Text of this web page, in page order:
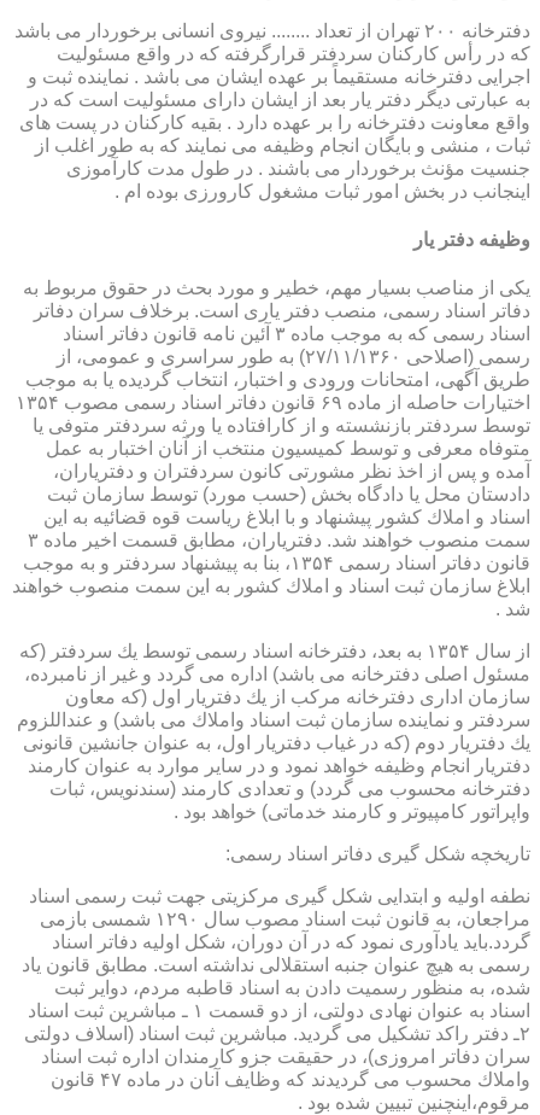
دفترخانه ۲۰۰ تهران از تعداد ........ نیروی انسانی برخوردار می باشد
که در رأس کارکنان سردفتر قرارگرفته که در واقع مسئولیت
اجرایی دفترخانه مستقیماً بر عهده ایشان می باشد . نماینده ثبت و
به عبارتی دیگر دفتر یار بعد از ایشان دارای مسئولیت است که در
واقع معاونت دفترخانه را بر عهده دارد . بقیه کارکنان در پست های
ثبات ، منشی و بایگان انجام وظیفه می نمایند که به طور اغلب از
جنسیت مؤنث برخوردار می باشند . در طول مدت کارآموزی
اینجانب در بخش امور ثبات مشغول کارورزی بوده ام .
وظیفه دفتر یار
یكی از مناصب بسیار مهم، خطیر و مورد بحث در حقوق مربوط به
دفاتر اسناد رسمی، منصب دفتر یاری است. برخلاف سران دفاتر
اسناد رسمی كه به موجب ماده ۳ آئین نامه قانون دفاتر اسناد
رسمی (اصلاحی ۲۷/۱۱/۱۳۶۰) به طور سراسری و عمومی، از
طریق آگهی، امتحانات ورودی و اختبار، انتخاب گردیده یا به موجب
اختیارات حاصله از ماده ۶۹ قانون دفاتر اسناد رسمی مصوب ۱۳۵۴
توسط سردفتر بازنشسته و از كارافتاده یا ورثه سردفتر متوفی یا
متوفاه معرفی و توسط كمیسیون منتخب از آنان اختبار به عمل
آمده و پس از اخذ نظر مشورتی كانون سردفتران و دفتریاران،
دادستان محل یا دادگاه بخش (حسب مورد) توسط سازمان ثبت
اسناد و املاك كشور پیشنهاد و با ابلاغ ریاست قوه قضائیه به این
سمت منصوب خواهند شد. دفتریاران، مطابق قسمت اخیر ماده ۳
قانون دفاتر اسناد رسمی ۱۳۵۴، بنا به پیشنهاد سردفتر و به موجب
ابلاغ سازمان ثبت اسناد و املاك كشور به این سمت منصوب خواهند
شد .
از سال ۱۳۵۴ به بعد، دفترخانه اسناد رسمی توسط یك سردفتر (كه
مسئول اصلی دفترخانه می باشد) اداره می گردد و غیر از نامبرده،
سازمان اداری دفترخانه مركب از یك دفتریار اول (كه معاون
سردفتر و نماینده سازمان ثبت اسناد واملاك می باشد) و عنداللزوم
یك دفتریار دوم (كه در غیاب دفتریار اول، به عنوان جانشین قانونی
دفتریار انجام وظیفه خواهد نمود و در سایر موارد به عنوان كارمند
دفترخانه محسوب می گردد) و تعدادی كارمند (سندنویس، ثبات
واپراتور كامپیوتر و كارمند خدماتی) خواهد بود .
تاریخچه شكل گیری دفاتر اسناد رسمی:
نطفه اولیه و ابتدایی شكل گیری مركزیتی جهت ثبت رسمی اسناد
مراجعان، به قانون ثبت اسناد مصوب سال ۱۲۹۰ شمسی بازمی
گردد.باید یادآوری نمود كه در آن دوران، شكل اولیه دفاتر اسناد
رسمی به هیچ عنوان جنبه استقلالی نداشته است. مطابق قانون یاد
شده، به منظور رسمیت دادن به اسناد قاطبه مردم، دوایر ثبت
اسناد به عنوان نهادی دولتی، از دو قسمت ۱ ـ مباشرین ثبت اسناد
۲ـ دفتر راكد تشكیل می گردید. مباشرین ثبت اسناد (اسلاف دولتی
سران دفاتر امروزی)، در حقیقت جزو كارمندان اداره ثبت اسناد
واملاك محسوب می گردیدند كه وظایف آنان در ماده ۴۷ قانون
مرقوم،اینچنین تبیین شده بود .